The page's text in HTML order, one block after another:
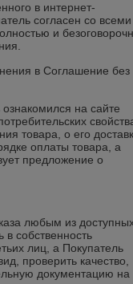
в интернет-
согласен со всеми
и
в Соглашение без
на сайте
товара, о его
оплаты товара, а
предложение о
любым из
собственность
лиц, а Покупатель
проверить качество,
документацию на